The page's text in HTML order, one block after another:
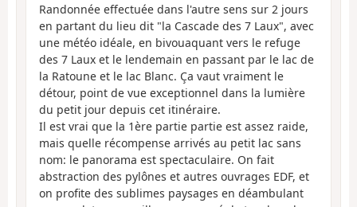
Randonnée effectuée dans l'autre sens sur 2 jours
en partant du lieu dit "la Cascade des 7 Laux", avec
une météo idéale, en bivouaquant vers le refuge
des 7 Laux et le lendemain en passant par le lac de
la Ratoune et le lac Blanc. Ça vaut vraiment le
détour, point de vue exceptionnel dans la lumière
du petit jour depuis cet itinéraire.
Il est vrai que la 1ère partie partie est assez raide,
mais quelle récompense arrivés au petit lac sans
nom: le panorama est spectaculaire. On fait
abstraction des pylônes et autres ouvrages EDF, et
on profite des sublimes paysages en déambulant